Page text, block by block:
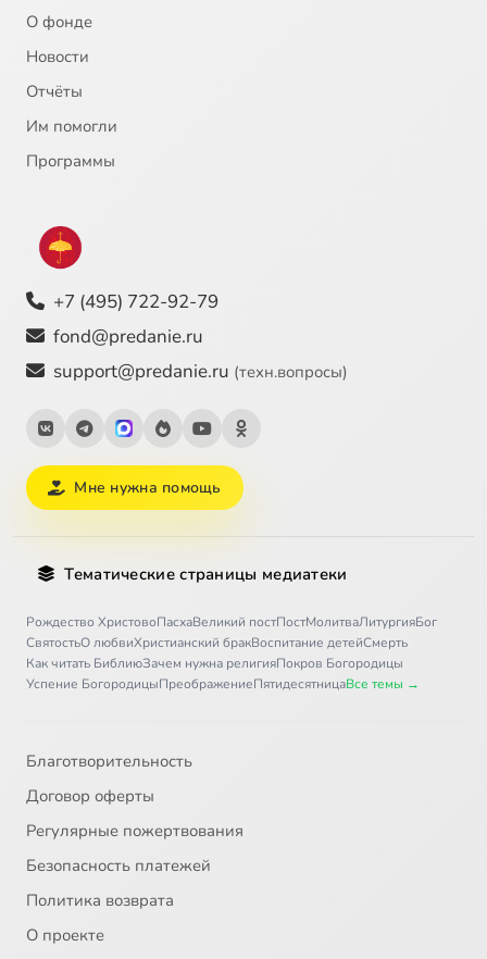
О фонде
Новости
Отчёты
Им помогли
Программы
+7 (495) 722-92-79
fond@predanie.ru
support@predanie.ru (техн.вопросы)
Мне нужна помощь
Тематические страницы медиатеки
Рождество ХристовоПасхаВеликий постПостМолитваЛитургияБог
СвятостьО любвиХристианский бракВоспитание детейСмерть
Как читать БиблиюЗачем нужна религияПокров Богородицы
Успение БогородицыПреображениеПятидесятницаВсе темы →
Благотворительность
Договор оферты
Регулярные пожертвования
Безопасность платежей
Политика возврата
О проекте